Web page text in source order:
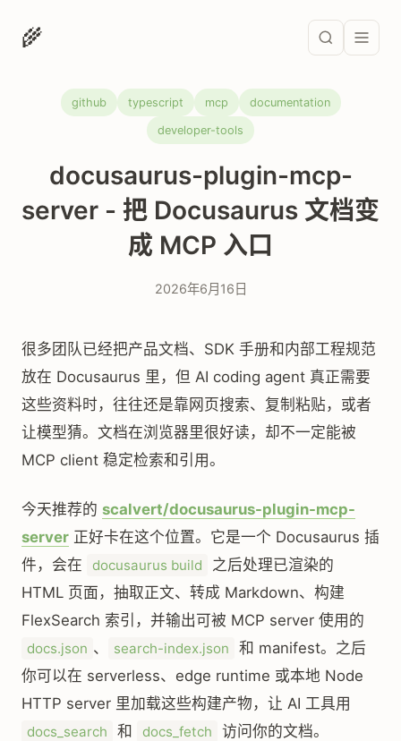
🌾
github typescript mcp documentation
developer-tools
docusaurus-plugin-mcp-
server - 把 Docusaurus 文档变
成 MCP 入口
2026年6月16日
很多团队已经把产品文档、SDK 手册和内部工程规范
放在 Docusaurus 里，但 AI coding agent 真正需要
这些资料时，往往还是靠网页搜索、复制粘贴，或者
让模型猜。文档在浏览器里很好读，却不一定能被
MCP client 稳定检索和引用。
今天推荐的 scalvert/docusaurus-plugin-mcp-
server 正好卡在这个位置。它是一个 Docusaurus 插
件，会在
docusaurus build
之后处理已渲染的
HTML 页面，抽取正文、转成 Markdown、构建
FlexSearch 索引，并输出可被 MCP server 使用的
docs.json 、 search-index.json
和 manifest。之后
你可以在 serverless、edge runtime 或本地 Node
HTTP server 里加载这些构建产物，让 AI 工具用
docs_search 和 docs_fetch 访问你的文档。